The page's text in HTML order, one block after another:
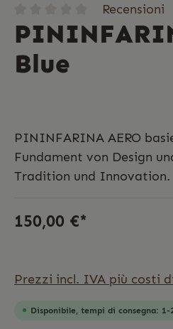
Recensioni
Blue
PININFARINA AERO
Fundament von Design
Tradition und Innovation.
150,00 €*
Prezzi incl. IVA più costi
Disponibile, tempi di consegna: 1-